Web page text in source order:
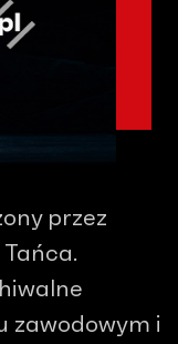
przez
zawodowym i